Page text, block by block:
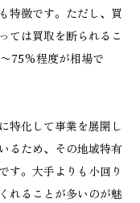
特徴です。ただし、買
ては買取を断られるこ
75%程度が相場で
特化して事業を展開し
るため、その地域特有
す。大手よりも小回り
れることが多いのが魅